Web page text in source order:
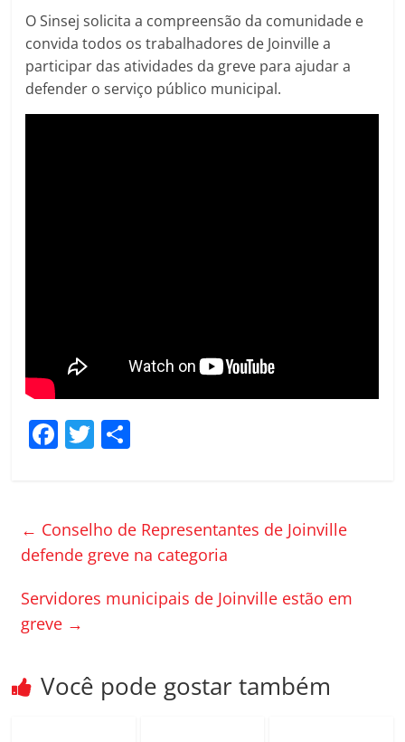
O Sinsej solicita a compreensão da comunidade e
convida todos os trabalhadores de Joinville a
participar das atividades da greve para ajudar a
defender o serviço público municipal.
F
e
b
o
k
T
er p
ar
h
← Conselho de Representantes de Joinville
defende greve na categoria
Servidores municipais de Joinville estão em
greve →
Você pode gostar também